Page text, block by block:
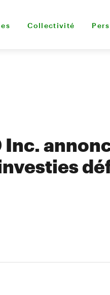
Collectivité
Inc.